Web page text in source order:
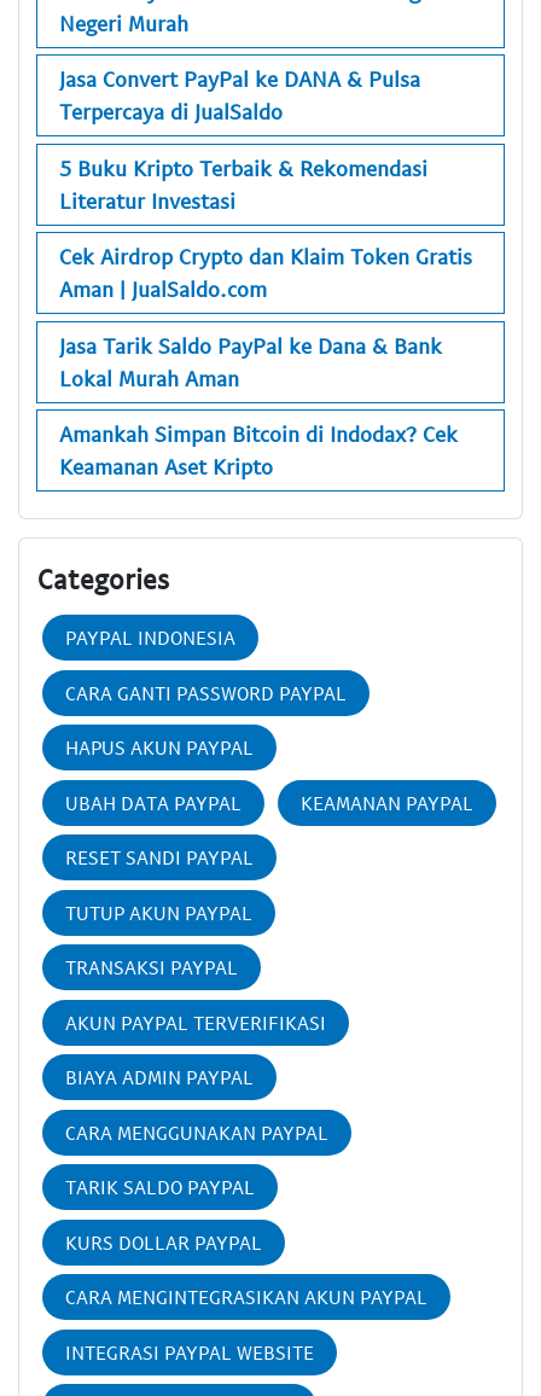
Negeri Murah
Jasa Convert PayPal ke DANA & Pulsa
Terpercaya di JualSaldo
5 Buku Kripto Terbaik & Rekomendasi
Literatur Investasi
Cek Airdrop Crypto dan Klaim Token Gratis
Aman | JualSaldo.com
Jasa Tarik Saldo PayPal ke Dana & Bank
Lokal Murah Aman
Amankah Simpan Bitcoin di Indodax? Cek
Keamanan Aset Kripto
Categories
PAYPAL INDONESIA
CARA GANTI PASSWORD PAYPAL
HAPUS AKUN PAYPAL
UBAH DATA PAYPAL KEAMANAN PAYPAL
RESET SANDI PAYPAL
TUTUP AKUN PAYPAL
TRANSAKSI PAYPAL
AKUN PAYPAL TERVERIFIKASI
BIAYA ADMIN PAYPAL
CARA MENGGUNAKAN PAYPAL
TARIK SALDO PAYPAL
KURS DOLLAR PAYPAL
CARA MENGINTEGRASIKAN AKUN PAYPAL
INTEGRASI PAYPAL WEBSITE